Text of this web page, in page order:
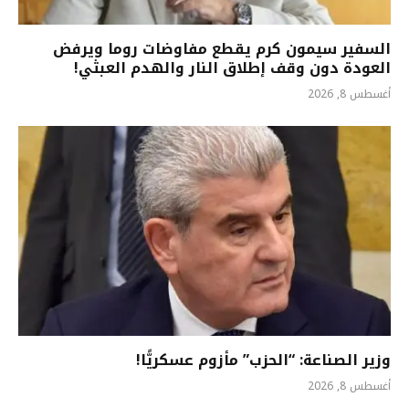
السفير سيمون كرم يقطع مفاوضات روما ويرفض
العودة دون وقف إطلاق النار والهدم العبثي!
أغسطس 8, 2026
وزير الصناعة: “الحزب” مأزوم عسكريًّا!
أغسطس 8, 2026